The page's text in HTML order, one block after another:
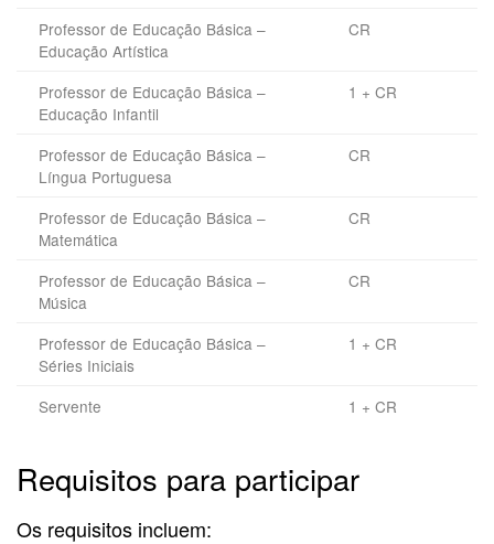
Professor de Educação Básica –
Educação Artística
CR
Professor de Educação Básica –
Educação Infantil
1 + CR
Professor de Educação Básica –
Língua Portuguesa
CR
Professor de Educação Básica –
Matemática
CR
Professor de Educação Básica –
Música
CR
Professor de Educação Básica –
Séries Iniciais
1 + CR
Servente 1 + CR
Requisitos para participar
Os requisitos incluem: